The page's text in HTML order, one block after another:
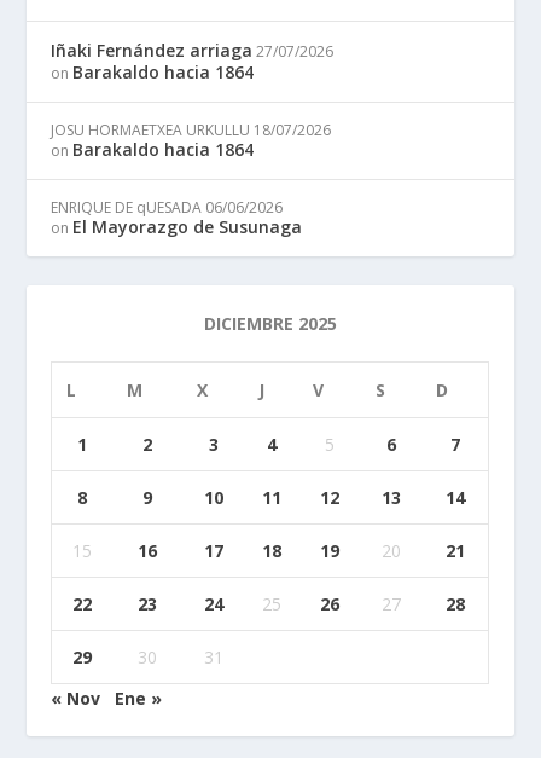
Iñaki Fernández arriaga 27/07/2026
on Barakaldo hacia 1864
JOSU HORMAETXEA URKULLU 18/07/2026
on Barakaldo hacia 1864
ENRIQUE DE qUESADA 06/06/2026
on El Mayorazgo de Susunaga
DICIEMBRE 2025
L M X J V S D
1 2 3 4 5 6 7
8 9 10 11 12 13 14
15 16 17 18 19 20 21
22 23 24 25 26 27 28
29 30
31
« Nov
Ene »